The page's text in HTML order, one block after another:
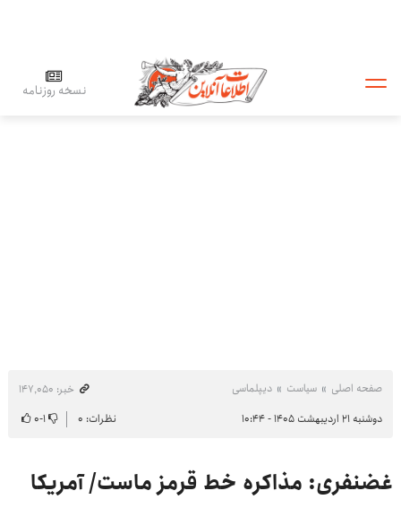
نسخه روزنامه
صفحه اصلی سیاست دیپلماسی
خبر: ۱۴۷٬۰۵۰
دوشنبه ۲۱ اردیبهشت ۱۴۰۵ - ۱۰:۴۴
نظرات: ۰ ۱-۰
غضنفری: مذاکره خط قرمز ماست/ آمریکا